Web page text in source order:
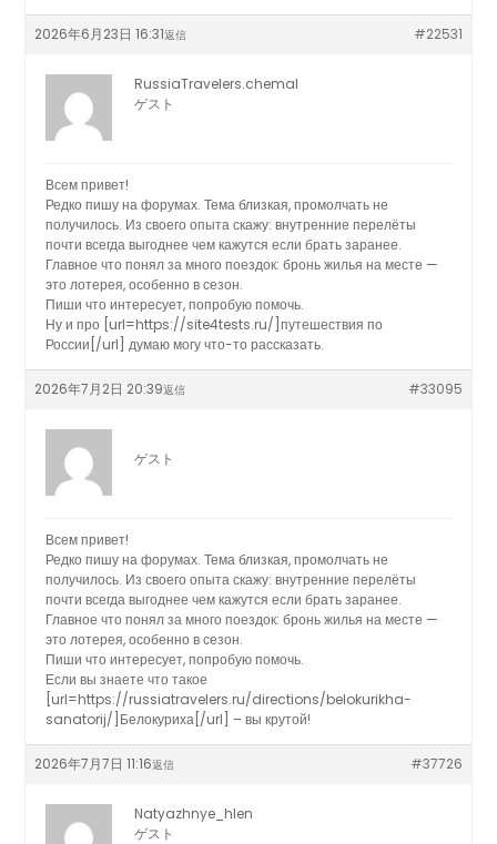
2026年6月23日 16:31 #22531
返信
RussiaTravelers.chemal
ゲスト
Всем привет!
Редко пишу на форумах. Тема близкая, промолчать не
получилось. Из своего опыта скажу: внутренние перелёты
почти всегда выгоднее чем кажутся если брать заранее.
Главное что понял за много поездок: бронь жилья на месте —
это лотерея, особенно в сезон.
Пиши что интересует, попробую помочь.
Ну и про [url=https://site4tests.ru/]путешествия по
России[/url] думаю могу что-то рассказать.
2026年7月2日 20:39 #33095
返信
ゲスト
Всем привет!
Редко пишу на форумах. Тема близкая, промолчать не
получилось. Из своего опыта скажу: внутренние перелёты
почти всегда выгоднее чем кажутся если брать заранее.
Главное что понял за много поездок: бронь жилья на месте —
это лотерея, особенно в сезон.
Пиши что интересует, попробую помочь.
Если вы знаете что такое
[url=https://russiatravelers.ru/directions/belokurikha-
sanatorij/]Белокуриха[/url] – вы крутой!
2026年7月7日 11:16 #37726
返信
Natyazhnye_hlen
ゲスト